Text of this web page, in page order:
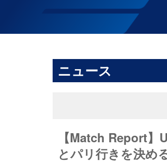
ニュース
【Match Report
とパリ行きを決め